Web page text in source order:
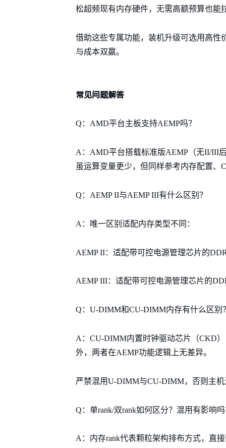
松超频现有内存硬件，无需高额预算也能
借助这些专属功能，装机升级可选用高性
与成本双赢。
常见问题解答
Q：AMD平台主板支持AEMP吗？
A：AMD平台搭载标准版AEMP（无II/III
虽运算变量更少，但同样参考内存配置、
Q：AEMP II与AEMP III有什么区别？
A：唯一区别适配内存类型不同：
AEMP II：适配带可控电源管理芯片的
AEMP III：适配带可控电源管理芯片的
Q：U-DIMM和CU-DIMM内存有什么区别
A：CU-DIMM内置时钟驱动芯片（CKD
外，两者在AEMP功能逻辑上无差异。
严禁混用U-DIMM与CU-DIMM，否则主
Q：单rank/双rank如何区分？混用有影响
A：内存rank代表颗粒架构排布方式，直